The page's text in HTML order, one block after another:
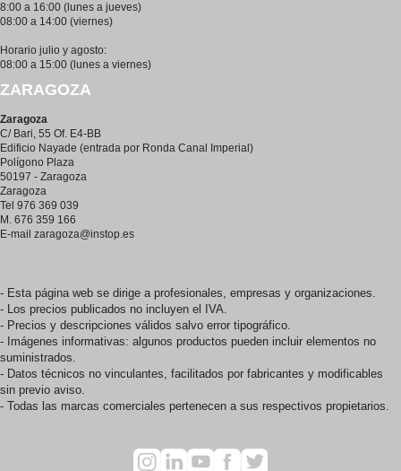
8:00 a 16:00 (lunes a jueves)
08:00 a 14:00 (viernes)
Horario julio y agosto:
08:00 a 15:00 (lunes a viernes)
ZARAGOZA
Zaragoza
C/ Bari, 55 Of. E4-BB
Edificio Nayade (entrada por Ronda Canal Imperial)
Polígono Plaza
50197 - Zaragoza
Zaragoza
Tel 976 369 039
M. 676 359 166
E-mail zaragoza@instop.es
- Esta página web se dirige a profesionales, empresas y organizaciones.
- Los precios publicados no incluyen el IVA.
- Precios y descripciones válidos salvo error tipográfico.
- Imágenes informativas: algunos productos pueden incluir elementos no
suministrados.
- Datos técnicos no vinculantes, facilitados por fabricantes y modificables
sin previo aviso.
- Todas las marcas comerciales pertenecen a sus respectivos propietarios.